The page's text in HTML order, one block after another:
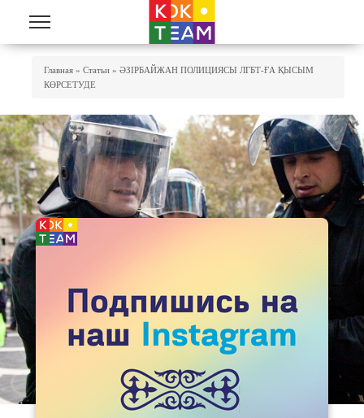
Главная » Статьи » ӘЗІРБАЙЖАН ПОЛИЦИЯСЫ ЛГБТ-ҒА ҚЫСЫМ
КӨРСЕТУДЕ